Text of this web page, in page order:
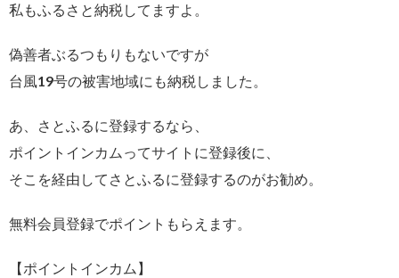
私もふるさと納税してますよ。
偽善者ぶるつもりもないですが
台風19号の被害地域にも納税しました。
あ、さとふるに登録するなら、
ポイントインカムってサイトに登録後に、
そこを経由してさとふるに登録するのがお勧め。
無料会員登録でポイントもらえます。
【ポイントインカム】